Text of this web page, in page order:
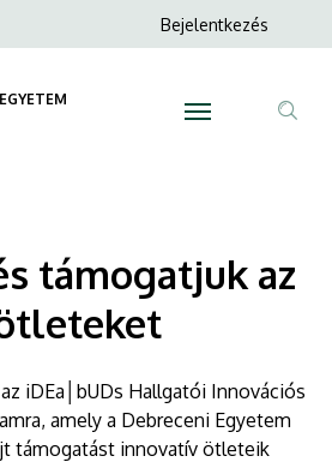
Anonim
menüje
Bejelentkezés
támogatjuk az
iDEa│bUDs Hallgatói Innovációs
amely a Debreceni Egyetem
támogatást innovatív ötleteik